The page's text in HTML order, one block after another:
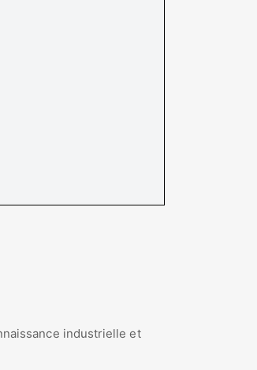
industrielle et